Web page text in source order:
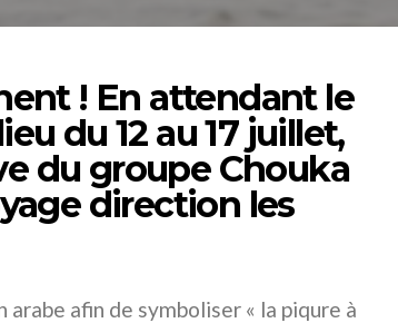
! En attendant le
du 12 au 17 juillet,
du groupe Chouka
direction les
afin de symboliser « la piqure à